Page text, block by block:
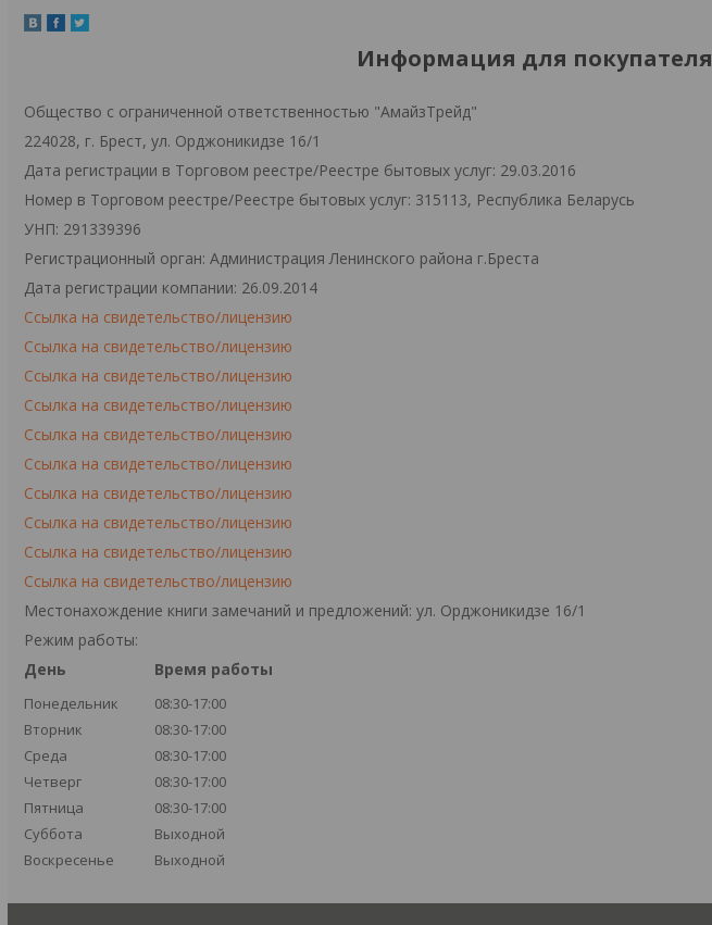
Информация для покупателя
Общество с ограниченной ответственностью "АмайзТрейд"
224028, г. Брест, ул. Орджоникидзе 16/1
Дата регистрации в Торговом реестре/Реестре бытовых услуг: 29.03.2016
Номер в Торговом реестре/Реестре бытовых услуг: 315113, Республика Беларусь
УНП: 291339396
Регистрационный орган: Администрация Ленинского района г.Бреста
Дата регистрации компании: 26.09.2014
Ссылка на свидетельство/лицензию
Ссылка на свидетельство/лицензию
Ссылка на свидетельство/лицензию
Ссылка на свидетельство/лицензию
Ссылка на свидетельство/лицензию
Ссылка на свидетельство/лицензию
Ссылка на свидетельство/лицензию
Ссылка на свидетельство/лицензию
Ссылка на свидетельство/лицензию
Ссылка на свидетельство/лицензию
Местонахождение книги замечаний и предложений: ул. Орджоникидзе 16/1
Режим работы:
День
Время работы
Понедельник
08:30-17:00
Вторник
08:30-17:00
Среда
08:30-17:00
Четверг
08:30-17:00
Пятница
08:30-17:00
Суббота
Выходной
Воскресенье
Выходной